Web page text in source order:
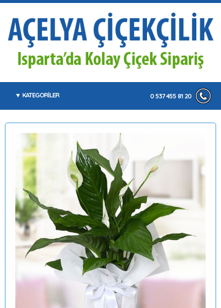
KATEGORİLER 0 537 455 81 20